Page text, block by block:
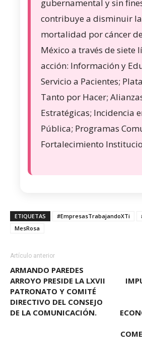
gubernamental y sin
contribuye a disminuir la
mortalidad por cáncer
México a través de siete
acción: Información y
Servicio a Pacientes;
Tanto por Hacer;
Estratégicas; Incidencia
Pública; Programas
Fortalecimiento
ETIQUETAS #EmpresasTrabajandoXTi
MesRosa
Artículo anterior
ARMANDO PAREDES
ARROYO PRESIDE LA LXVII
PATRONATO Y COMITÉ
DIRECTIVO DEL CONSEJO
DE LA COMUNICACIÓN.